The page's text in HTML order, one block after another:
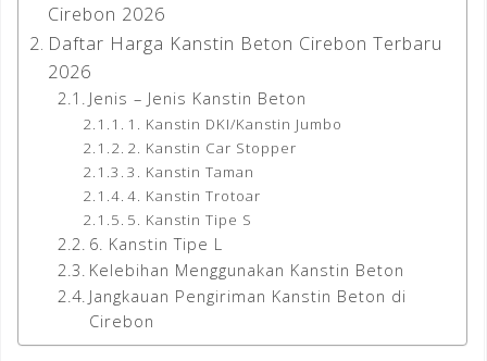
Cirebon 2026
Daftar Harga Kanstin Beton Cirebon Terbaru
2026
Jenis – Jenis Kanstin Beton
1. Kanstin DKI/Kanstin Jumbo
2. Kanstin Car Stopper
3. Kanstin Taman
4. Kanstin Trotoar
5. Kanstin Tipe S
6. Kanstin Tipe L
Kelebihan Menggunakan Kanstin Beton
Jangkauan Pengiriman Kanstin Beton di
Cirebon